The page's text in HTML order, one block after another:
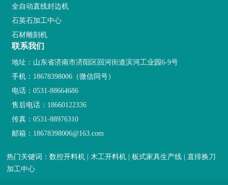
全自动直线封边机
石英石加工中心
石材雕刻机
联系我们
地址：山东省济南市济阳区回河街道滨河工业园6-9号
手机： 18678398006 （微信同号）
电话：0531-88664686
售后电话： 18660122336
传真：0531-88976310
邮箱： 18678398006@163.com
热门关键词：数控开料机 | 木工开料机 | 板式家具生产线 | 直排换刀
加工中心